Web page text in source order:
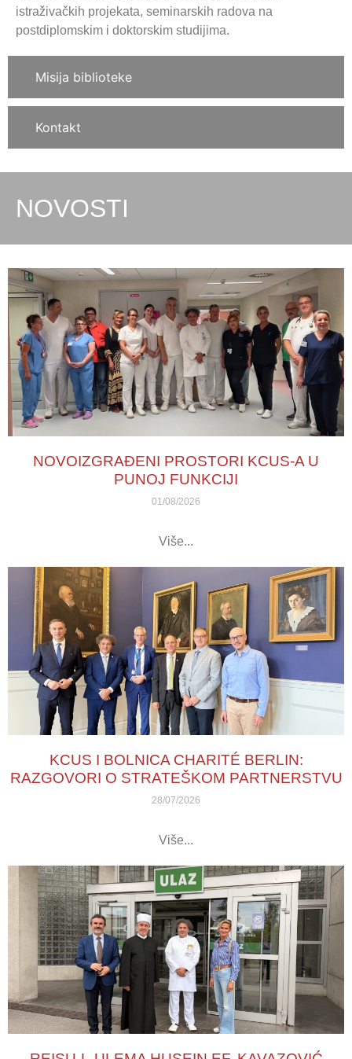
Misija biblioteke
Kontakt
istraživačkih projekata, seminarskih radova na
postdiplomskim i doktorskim studijima.
NOVOSTI
NOVOIZGRAĐENI PROSTORI KCUS-A U
PUNOJ FUNKCIJI
01/08/2026
Više...
KCUS I BOLNICA CHARITÉ BERLIN:
RAZGOVORI O STRATEŠKOM PARTNERSTVU
28/07/2026
Više...